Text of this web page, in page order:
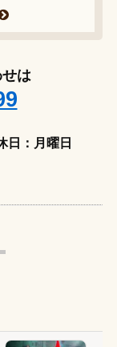
は
日：月曜日